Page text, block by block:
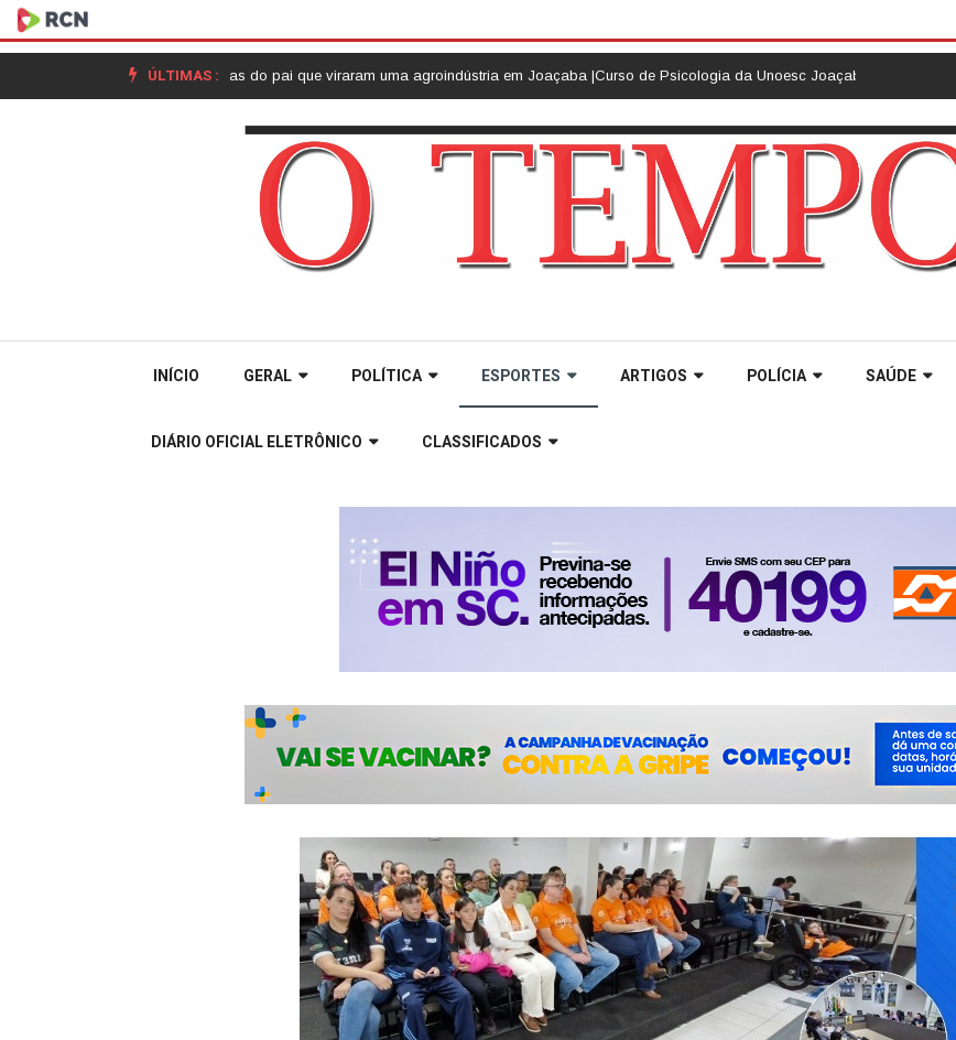
ÚLTIMAS :
as receitas do pai que viraram uma agroindústria em Joaçaba |Curso de Psicologia da Unoesc Joaçaba realiza 2ª Cerimônia do Botton |
INÍCIO GERAL POLÍTICA ESPORTES ARTIGOS POLÍCIA SAÚDE
DIÁRIO OFICIAL ELETRÔNICO CLASSIFICADOS